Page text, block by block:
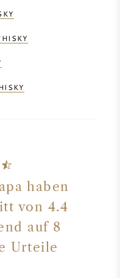
haben
von 4.4
auf 8
Urteile